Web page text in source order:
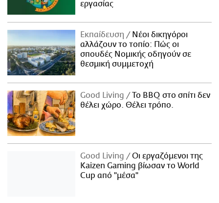
εργασίας
Εκπαίδευση
Νέοι δικηγόροι
αλλάζουν το τοπίο: Πώς οι
σπουδές Νομικής οδηγούν σε
θεσμική συμμετοχή
Good Living
Το BBQ στο σπίτι δεν
θέλει χώρο. Θέλει τρόπο.
Good Living
Οι εργαζόμενοι της
Kaizen Gaming βίωσαν το World
Cup από "μέσα"